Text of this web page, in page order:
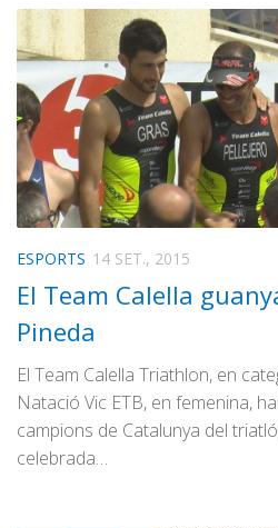
ESPORTS 14 SET., 2015
El Team Calella
Pineda
El Team Calella Triathlon, en
Natació Vic ETB, en femenina,
campions de Catalunya del
celebrada…